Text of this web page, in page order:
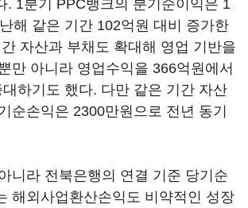
. 1분기 PPC뱅크의 분기순이익은 1
해 같은 기간 102억원 대비 증가한
자산과 부채도 확대해 영업 기반을
만 아니라 영업수익을 366억원에서
하기도 했다. 다만 같은 기간 자산
순손익은 2300만원으로 전년 동기
니라 전북은행의 연결 기준 당기순
해외사업환산손익도 비약적인 성장